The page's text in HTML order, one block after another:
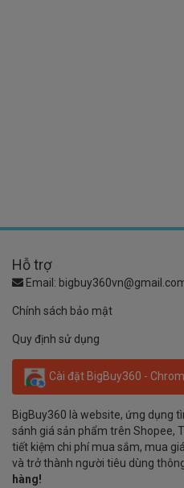
Hỗ trợ
Email:
Chính sách bảo mật
Quy định sử dụng
Cài đặt BigBuy360 -
BigBuy360 là website, ứng dụng
sánh giá sản phẩm trên Shopee,
tiết kiệm chi phí mua sắm, mua
và trở thành người tiêu dùng
hàng!